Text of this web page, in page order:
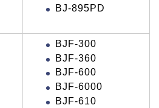
BJ-895PD
BJF-300
BJF-360
BJF-600
BJF-6000
BJF-610